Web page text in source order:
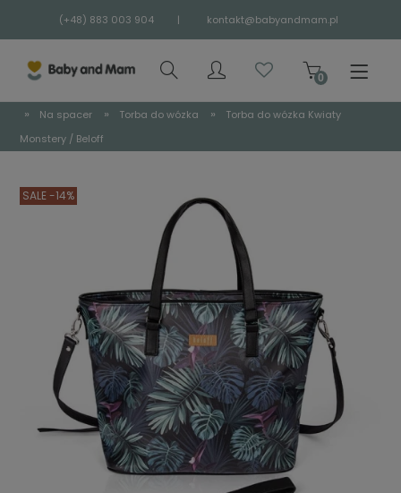
(+48) 883 003 904 | kontakt@babyandmam.pl
» Na spacer » Torba do wózka »
Torba do wózka Kwiaty
Monstery / Beloff
SALE -14%